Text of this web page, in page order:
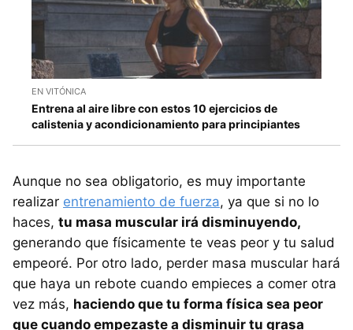
EN VITÓNICA
Entrena al aire libre con estos 10 ejercicios de
calistenia y acondicionamiento para principiantes
Aunque no sea obligatorio, es muy importante
realizar entrenamiento de fuerza, ya que si no lo
haces, tu masa muscular irá disminuyendo,
generando que físicamente te veas peor y tu salud
empeoré. Por otro lado, perder masa muscular hará
que haya un rebote cuando empieces a comer otra
vez más, haciendo que tu forma física sea peor
que cuando empezaste a disminuir tu grasa